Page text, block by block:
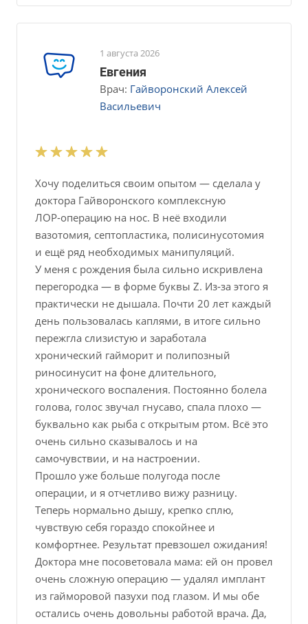
1 августа 2026
Евгения
Врач: Гайворонский Алексей
Васильевич
Хочу поделиться своим опытом — сделала у
доктора Гайворонского комплексную
ЛОР‑операцию на нос. В неё входили
вазотомия, септопластика, полисинусотомия
и ещё ряд необходимых манипуляций.
У меня с рождения была сильно искривлена
перегородка — в форме буквы Z. Из‑за этого я
практически не дышала. Почти 20 лет каждый
день пользовалась каплями, в итоге сильно
пережгла слизистую и заработала
хронический гайморит и полипозный
риносинусит на фоне длительного,
хронического воспаления. Постоянно болела
голова, голос звучал гнусаво, спала плохо —
буквально как рыба с открытым ртом. Всё это
очень сильно сказывалось и на
самочувствии, и на настроении.
Прошло уже больше полугода после
операции, и я отчетливо вижу разницу.
Теперь нормально дышу, крепко сплю,
чувствую себя гораздо спокойнее и
комфортнее. Результат превзошел ожидания!
Доктора мне посоветовала мама: ей он провел
очень сложную операцию — удалял имплант
из гайморовой пазухи под глазом. И мы обе
остались очень довольны работой врача. Да,